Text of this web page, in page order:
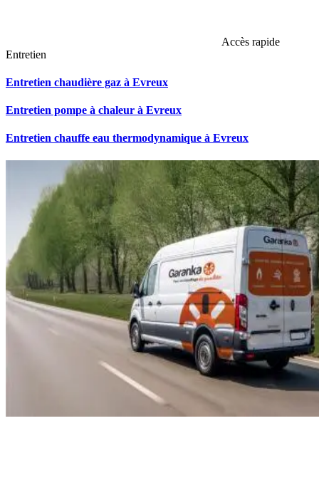
Accès rapide
Entretien
Entretien chaudière gaz à Evreux
Entretien pompe à chaleur à Evreux
Entretien chauffe eau thermodynamique à Evreux